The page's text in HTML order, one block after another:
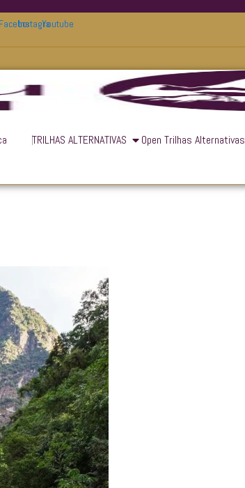
FacebookInstagramYoutube
TRILHAS ALTERNATIVAS Open Trilhas Alternativas